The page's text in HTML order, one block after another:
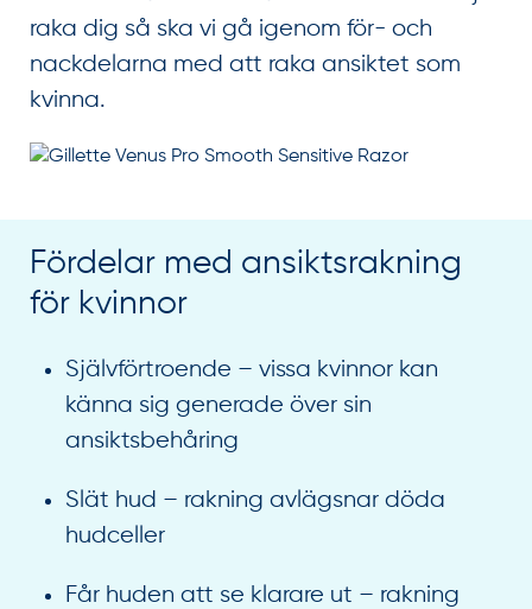
raka dig så ska vi gå igenom för- och
nackdelarna med att raka ansiktet som
kvinna.
Fördelar med ansiktsrakning
för kvinnor
Självförtroende – vissa kvinnor kan
känna sig generade över sin
ansiktsbehåring
Slät hud – rakning avlägsnar döda
hudceller
Får huden att se klarare ut – rakning